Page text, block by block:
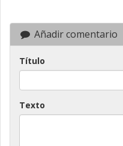
Añadir comentario
Título
Texto